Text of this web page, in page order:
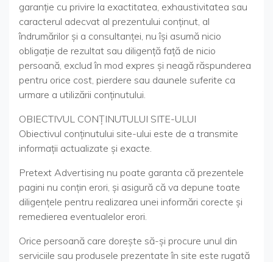
garanție cu privire la exactitatea, exhaustivitatea sau
caracterul adecvat al prezentului conținut, al
îndrumărilor și a consultanței, nu își asumă nicio
obligație de rezultat sau diligență față de nicio
persoană, exclud în mod expres și neagă răspunderea
pentru orice cost, pierdere sau daunele suferite ca
urmare a utilizării conținutului.
OBIECTIVUL CONŢINUTULUI SITE-ULUI
Obiectivul conţinutului site-ului este de a transmite
informaţii actualizate şi exacte.
Pretext Advertising nu poate garanta că prezentele
pagini nu conţin erori, şi asigură că va depune toate
diligenţele pentru realizarea unei informări corecte şi
remedierea eventualelor erori.
Orice persoană care doreşte să-şi procure unul din
serviciile sau produsele prezentate în site este rugată